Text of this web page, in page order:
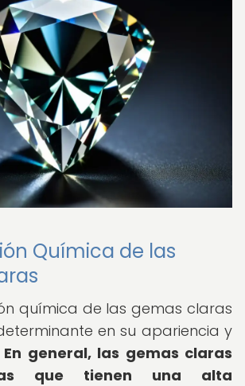
Química de las
química de las gemas claras
en su apariencia y
En general, las gemas claras
que tienen una alta